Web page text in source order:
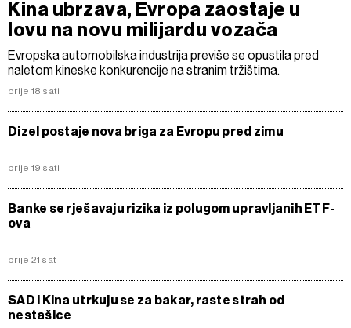
Kina ubrzava, Evropa zaostaje u
lovu na novu milijardu vozača
Evropska automobilska industrija previše se opustila pred
naletom kineske konkurencije na stranim tržištima.
prije 18 sati
Dizel postaje nova briga za Evropu pred zimu
prije 19 sati
Banke se rješavaju rizika iz polugom upravljanih ETF-
ova
prije 21 sat
SAD i Kina utrkuju se za bakar, raste strah od
nestašice